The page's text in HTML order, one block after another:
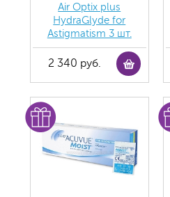
Air Optix plus
HydraGlyde for
Astigmatism 3 шт.
2 340 руб.